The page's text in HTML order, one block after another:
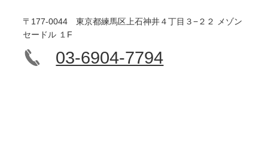
〒177-0044 東京都練馬区上石神井４丁目３−２２ メゾン
セードル １F
03-6904-7794